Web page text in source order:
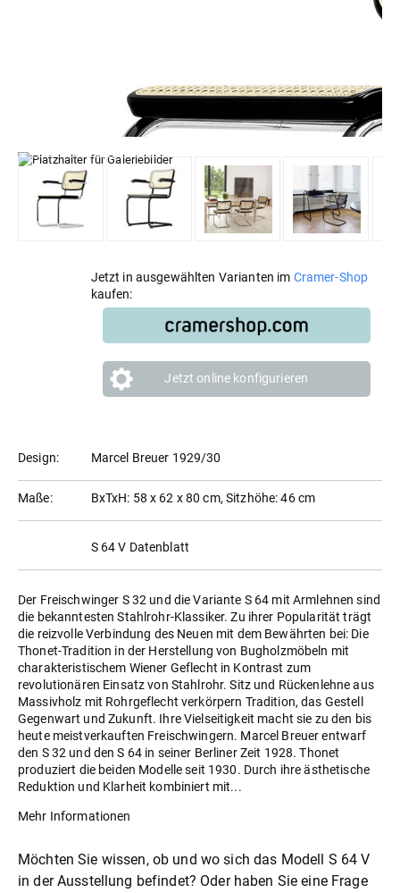
Jetzt in ausgewählten Varianten im Cramer-Shop
kaufen:
Jetzt online konfigurieren
Design: Marcel Breuer 1929/30
Maße: BxTxH: 58 x 62 x 80 cm, Sitzhöhe: 46 cm
S 64 V Datenblatt
Der Freischwinger S 32 und die Variante S 64 mit Armlehnen sind
die bekanntesten Stahlrohr-Klassiker. Zu ihrer Popularität trägt
die reizvolle Verbindung des Neuen mit dem Bewährten bei: Die
Thonet-Tradition in der Herstellung von Bugholzmöbeln mit
charakteristischem Wiener Geflecht in Kontrast zum
revolutionären Einsatz von Stahlrohr. Sitz und Rückenlehne aus
Massivholz mit Rohrgeflecht verkörpern Tradition, das Gestell
Gegenwart und Zukunft. Ihre Vielseitigkeit macht sie zu den bis
heute meistverkauften Freischwingern. Marcel Breuer entwarf
den S 32 und den S 64 in seiner Berliner Zeit 1928. Thonet
produziert die beiden Modelle seit 1930. Durch ihre ästhetische
Reduktion und Klarheit kombiniert mit...
Mehr Informationen
Möchten Sie wissen, ob und wo sich das Modell S 64 V
in der Ausstellung befindet? Oder haben Sie eine Frage